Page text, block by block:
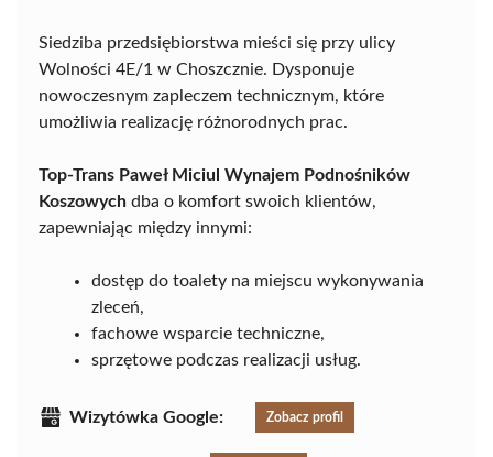
Siedziba przedsiębiorstwa mieści się przy ulicy
Wolności 4E/1 w Choszcznie. Dysponuje
nowoczesnym zapleczem technicznym, które
umożliwia realizację różnorodnych prac.
Top-Trans Paweł Miciul Wynajem Podnośników
Koszowych dba o komfort swoich klientów,
zapewniając między innymi:
dostęp do toalety na miejscu wykonywania
zleceń,
fachowe wsparcie techniczne,
sprzętowe podczas realizacji usług.
Wizytówka Google: Zobacz profil